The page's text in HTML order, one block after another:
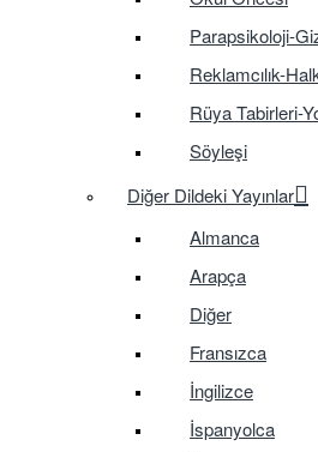
Parapsikoloji-
Reklamcılık-
Rüya Tabirleri-
Söyleşi
Diğer Dildeki Yayınlar
Almanca
Arapça
Diğer
Fransızca
İngilizce
İspanyolca